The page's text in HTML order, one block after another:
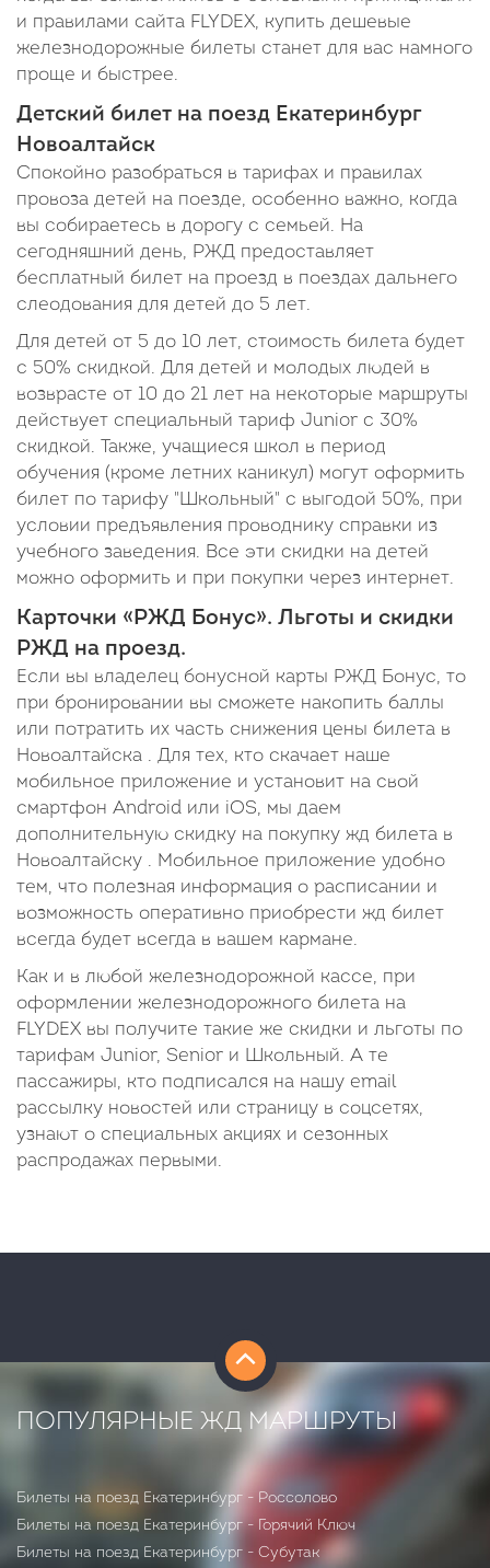
и правилами сайта FLYDEX, купить дешевые
железнодорожные билеты станет для вас намного
проще и быстрее.
Детский билет на поезд Екатеринбург
Новоалтайск
Спокойно разобраться в тарифах и правилах
провоза детей на поезде, особенно важно, когда
вы собираетесь в дорогу с семьей. На
сегодняшний день, РЖД предоставляет
бесплатный билет на проезд в поездах дальнего
слеодования для детей до 5 лет.
Для детей от 5 до 10 лет, стоимость билета будет
с 50% скидкой. Для детей и молодых людей в
возврасте от 10 до 21 лет на некоторые маршруты
действует специальный тариф Junior c 30%
скидкой. Также, учащиеся школ в период
обучения (кроме летних каникул) могут оформить
билет по тарифу "Школьный" с выгодой 50%, при
условии предъявления проводнику справки из
учебного заведения. Все эти скидки на детей
можно оформить и при покупки через интернет.
Карточки «РЖД Бонус». Льготы и скидки
РЖД на проезд.
Если вы владелец бонусной карты РЖД Бонус, то
при бронировании вы сможете накопить баллы
или потратить их часть снижения цены билета в
Новоалтайска . Для тех, кто скачает наше
мобильное приложение и установит на свой
смартфон Android или iOS, мы даем
дополнительную скидку на покупку жд билета в
Новоалтайску . Мобильное приложение удобно
тем, что полезная информация о расписании и
возможность оперативно приобрести жд билет
всегда будет всегда в вашем кармане.
Как и в любой железнодорожной кассе, при
оформлении железнодорожного билета на
FLYDEX вы получите такие же скидки и льготы по
тарифам Junior, Senior и Школьный. А те
пассажиры, кто подписался на нашу email
рассылку новостей или страницу в соцсетях,
узнают о специальных акциях и сезонных
распродажах первыми.
ПОПУЛЯРНЫЕ ЖД МАРШРУТЫ
Билеты на поезд Екатеринбург - Россолово
Билеты на поезд Екатеринбург - Горячий Ключ
Билеты на поезд Екатеринбург - Субутак